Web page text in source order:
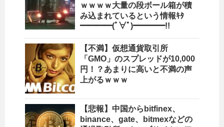
ｗｗｗｗ大量の段ボール箱が積
み込まれているという情報ｷﾀ
━━━━(ﾟ∀ﾟ)━━━━!!
【不満】仮想通貨取引所
「GMO」のスプレッドが10,000
円！？あまりに高いと不満の声
上がるｗｗｗ
【悲報】中国からbitfinex、
binance、gate、bitmexなどの